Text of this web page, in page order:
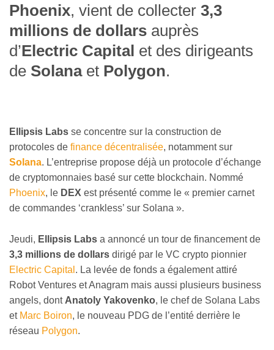
Phoenix, vient de collecter 3,3
millions de dollars auprès
d’Electric Capital et des dirigeants
de Solanaet Polygon.
Ellipsis Labs se concentre sur la construction de
protocoles de finance décentralisée, notamment sur
Solana. L’entreprise propose déjà un protocole d’échange
de cryptomonnaies basé sur cette blockchain. Nommé
Phoenix, le DEX est présenté comme le « premier carnet
de commandes ‘crankless’ sur Solana ».
Jeudi, Ellipsis Labs a annoncé un tour de financement de
3,3 millions de dollars dirigé par le VC crypto pionnier
Electric Capital . La levée de fonds a également attiré
Robot Ventures et Anagram mais aussi plusieurs business
angels, dont Anatoly Yakovenko, le chef de Solana Labs
et Marc Boiron, le nouveau PDG de l’entité derrière le
réseau Polygon.